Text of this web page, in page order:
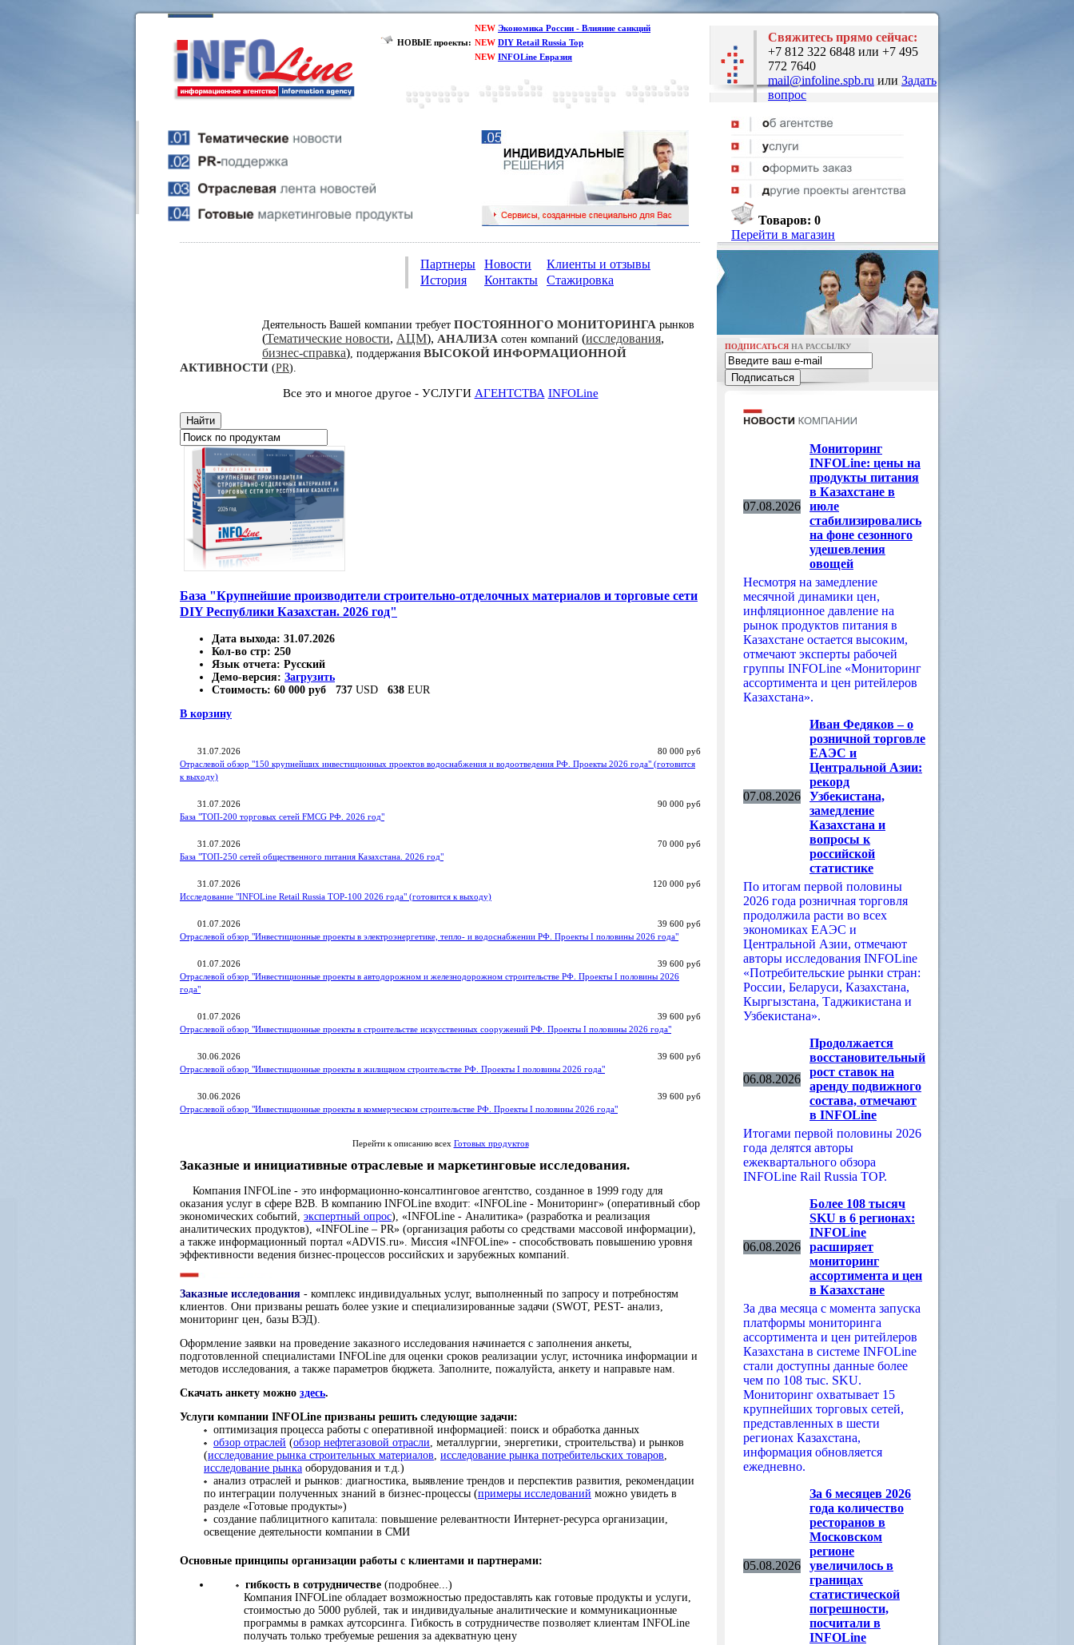
НОВЫЕ проекты:
NEW Экономика России - Влияние санкций
NEW DIY Retail Russia Top
NEW INFOLine Евразия
Свяжитесь прямо сейчас:
+7 812 322 6848 или +7 495
772 7640
mail@infoline.spb.ru или Задать
вопрос
Товаров: 0
Перейти в магазин
Партнеры Новости
Клиенты и отзывы
История
Контакты Стажировка
Деятельность Вашей компании требует ПОСТОЯННОГО МОНИТОРИНГА рынков
(Тематические новости, АЦМ), АНАЛИЗА сотен компаний (исследования,
бизнес-справка), поддержания ВЫСОКОЙ ИНФОРМАЦИОННОЙ
АКТИВНОСТИ (PR).
Все это и многое другое - УСЛУГИ АГЕНТСТВА INFOLine
База "Крупнейшие производители строительно-отделочных материалов и торговые сети
DIY Республики Казахстан. 2026 год"
Дата выхода: 31.07.2026
Кол-во стр: 250
Язык отчета: Русский
Демо-версия: Загрузить
Стоимость: 60 000 руб 737 USD 638 EUR
В корзину
31.07.2026
80 000 руб
Отраслевой обзор "150 крупнейших инвестиционных проектов водоснабжения и водоотведения РФ. Проекты 2026 года" (готовится
к выходу)
31.07.2026
90 000 руб
База "ТОП-200 торговых сетей FMCG РФ. 2026 год"
31.07.2026
70 000 руб
База "ТОП-250 сетей общественного питания Казахстана. 2026 год"
31.07.2026
120 000 руб
Исследование "INFOLine Retail Russia ТOP-100 2026 года" (готовится к выходу)
01.07.2026
39 600 руб
Отраслевой обзор "Инвестиционные проекты в электроэнергетике, тепло- и водоснабжении РФ. Проекты I половины 2026 года"
01.07.2026
39 600 руб
Отраслевой обзор "Инвестиционные проекты в автодорожном и железнодорожном строительстве РФ. Проекты I половины 2026
года"
01.07.2026
39 600 руб
Отраслевой обзор "Инвестиционные проекты в строительстве искусственных сооружений РФ. Проекты I половины 2026 года"
30.06.2026
39 600 руб
Отраслевой обзор "Инвестиционные проекты в жилищном строительстве РФ. Проекты I половины 2026 года"
30.06.2026
39 600 руб
Отраслевой обзор "Инвестиционные проекты в коммерческом строительстве РФ. Проекты I половины 2026 года"
Перейти к описанию всех Готовых продуктов
Заказные и инициативные отраслевые и маркетинговые исследования.
Компания INFOLine - это информационно-консалтинговое агентство, созданное в 1999 году для
оказания услуг в сфере B2B. В компанию INFOLine входит: «INFOLine - Мониторинг» (оперативный сбор
экономических событий, экспертный опрос), «INFOLine - Аналитика» (разработка и реализация
аналитических продуктов), «INFOLine – PR» (организация работы со средствами массовой информации),
а также информационный портал «ADVIS.ru». Миссия «INFOLine» - способствовать повышению уровня
эффективности ведения бизнес-процессов российских и зарубежных компаний.
Заказные исследования - комплекс индивидуальных услуг, выполненный по запросу и потребностям
клиентов. Они призваны решать более узкие и специализированные задачи (SWOT, PEST- анализ,
мониторинг цен, базы ВЭД).
Оформление заявки на проведение заказного исследования начинается с заполнения анкеты,
подготовленной специалистами INFOLine для оценки сроков реализации услуг, источника информации и
методов исследования, а также параметров бюджета. Заполните, пожалуйста, анкету и направьте нам.
Скачать анкету можно здесь.
Услуги компании INFOLine призваны решить следующие задачи:
оптимизация процесса работы с оперативной информацией: поиск и обработка данных
обзор отраслей (обзор нефтегазовой отрасли , металлургии, энергетики, строительства) и рынков
(исследование рынка строительных материалов исследование рынка потребительских товаров
исследование рынка оборудования и т.д.)
анализ отраслей и рынков: диагностика, выявление трендов и перспектив развития, рекомендации
по интеграции полученных знаний в бизнес-процессы (примеры исследований можно увидеть в
разделе «Готовые продукты»)
создание паблицитного капитала: повышение релевантности Интернет-ресурса организации,
освещение деятельности компании в СМИ
Основные принципы организации работы с клиентами и партнерами:
гибкость в сотрудничестве (подробнее...)
Компания INFOLine обладает возможностью предоставлять как готовые продукты и услуги,
стоимостью до 5000 рублей, так и индивидуальные аналитические и коммуникационные
программы в рамках аутсорсинга. Гибкость в сотрудничестве позволяет клиентам INFOLine
получать только требуемые решения за адекватную цену
ПОДПИСАТЬСЯ НА РАССЫЛКУ
07.08.2026
Мониторинг
INFOLine: цены на
продукты питания
в Казахстане в
июле
стабилизировались
на фоне сезонного
удешевления
овощей
Несмотря на замедление
месячной динамики цен,
инфляционное давление на
рынок продуктов питания в
Казахстане остается высоким,
отмечают эксперты рабочей
группы INFOLine «Мониторинг
ассортимента и цен ритейлеров
Казахстана».
07.08.2026
Иван Федяков – о
розничной торговле
ЕАЭС и
Центральной Азии:
рекорд
Узбекистана,
замедление
Казахстана и
вопросы к
российской
статистике
По итогам первой половины
2026 года розничная торговля
продолжила расти во всех
экономиках ЕАЭС и
Центральной Азии, отмечают
авторы исследования INFOLine
«Потребительские рынки стран:
России, Беларуси, Казахстана,
Кыргызстана, Таджикистана и
Узбекистана».
06.08.2026
Продолжается
восстановительный
рост ставок на
аренду подвижного
состава, отмечают
в INFOLine
Итогами первой половины 2026
года делятся авторы
ежеквартального обзора
INFOLine Rail Russia TOP.
06.08.2026
Более 108 тысяч
SKU в 6 регионах:
INFOLine
расширяет
мониторинг
ассортимента и цен
в Казахстане
За два месяца с момента запуска
платформы мониторинга
ассортимента и цен ритейлеров
Казахстана в системе INFOLine
стали доступны данные более
чем по 108 тыс. SKU.
Мониторинг охватывает 15
крупнейших торговых сетей,
представленных в шести
регионах Казахстана,
информация обновляется
ежедневно.
05.08.2026
За 6 месяцев 2026
года количество
ресторанов в
Московском
регионе
увеличилось в
границах
статистической
погрешности,
посчитали в
INFOLine